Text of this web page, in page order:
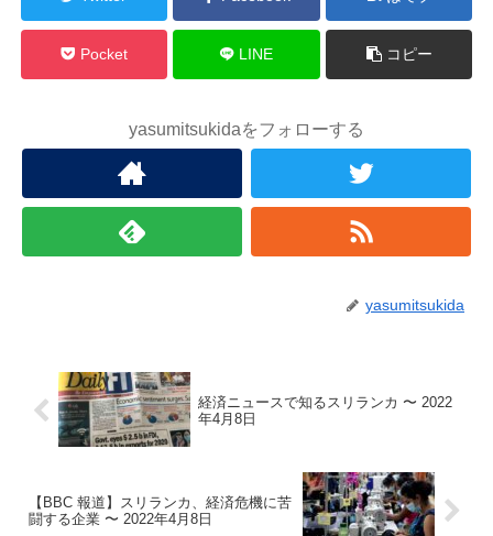
Pocket LINE コピー
yasumitsukidaをフォローする
yasumitsukida
経済ニュースで知るスリランカ 〜 2022
年4月8日
【BBC 報道】スリランカ、経済危機に苦
闘する企業 〜 2022年4月8日